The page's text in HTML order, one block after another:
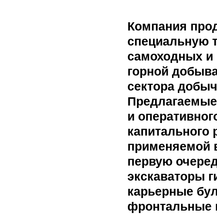
Компания
специальную
самоходных и
горной
сектора
и
применяемой
первую
экскаваторы
карьерные
фронтальные